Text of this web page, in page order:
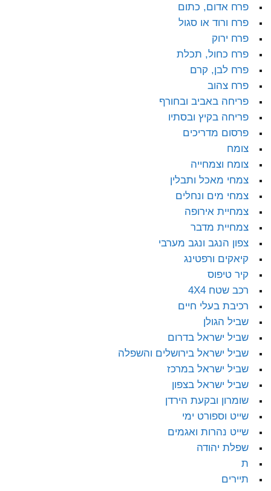
פרח אדום, כתום
פרח ורוד או סגול
פרח ירוק
פרח כחול, תכלת
פרח לבן, קרם
פרח צהוב
פריחה באביב ובחורף
פריחה בקיץ ובסתיו
פרסום מדריכים
צומח
צומח וצמחייה
צמחי מאכל ותבלין
צמחי מים ונחלים
צמחיית אירופה
צמחיית מדבר
צפון הנגב ונגב מערבי
קיאקים ורפטינג
קיר טיפוס
רכב שטח 4X4
רכיבת בעלי חיים
שביל הגולן
שביל ישראל בדרום
שביל ישראל בירושלים והשפלה
שביל ישראל במרכז
שביל ישראל בצפון
שומרון ובקעת הירדן
שייט וספורט ימי
שייט נהרות ואגמים
שפלת יהודה
ת
תיירים